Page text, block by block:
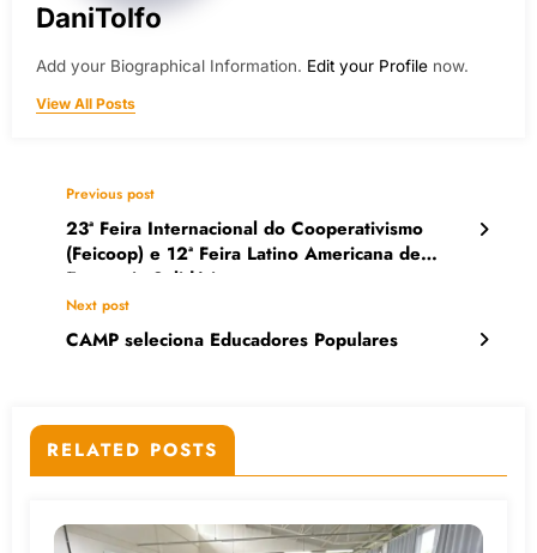
DaniTolfo
Add your Biographical Information. Edit your Profile now.
View All Posts
Previous post
23ª Feira Internacional do Cooperativismo
(Feicoop) e 12ª Feira Latino Americana de
Economia Solidária
Next post
CAMP seleciona Educadores Populares
RELATED POSTS